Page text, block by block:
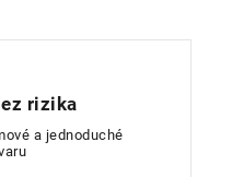
rizika
a jednoduché